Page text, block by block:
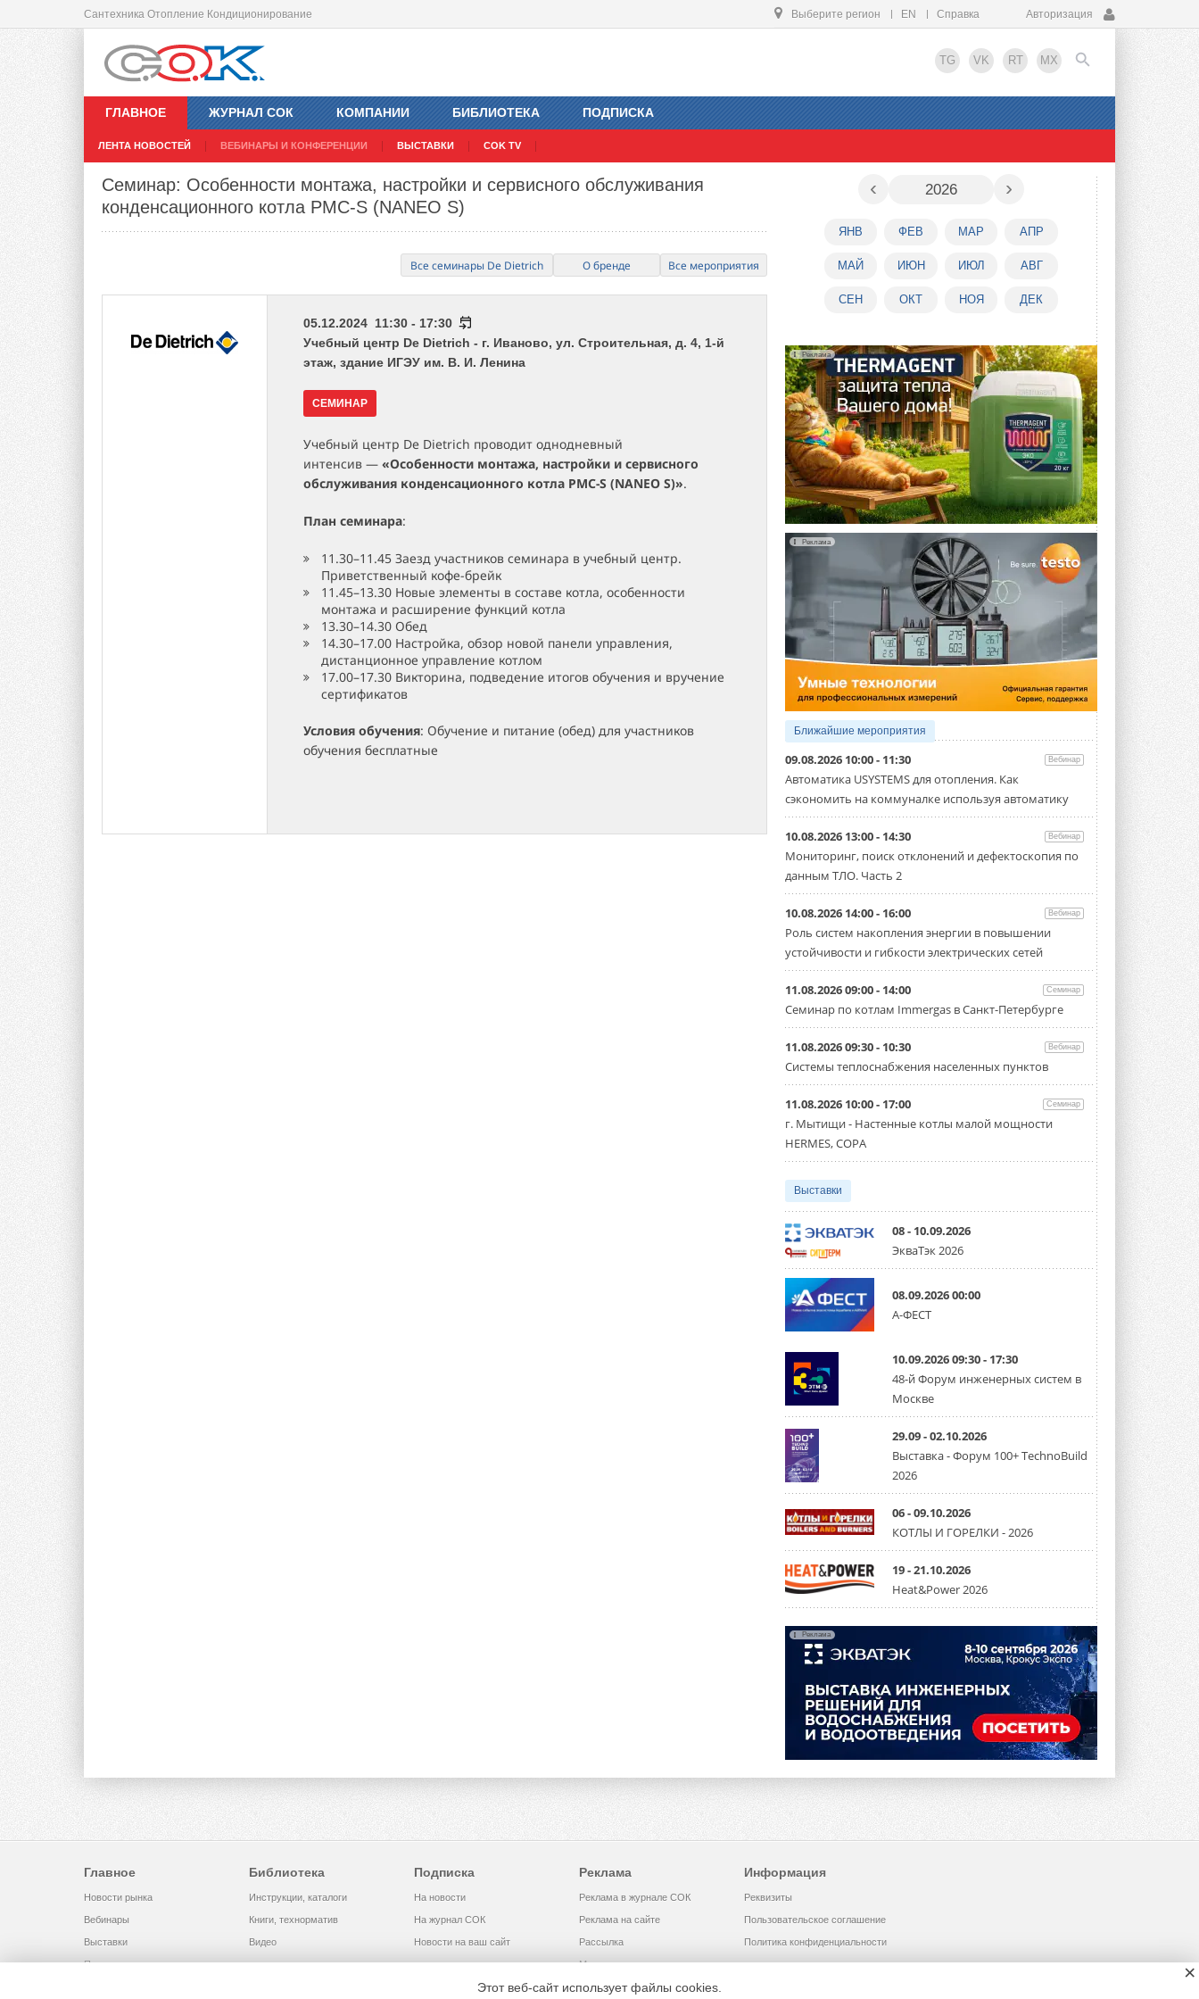
Сантехника Отопление Кондиционирование Выберите регион EN Справка Авторизация
TG VK RT MX
ГЛАВНОЕ
ЛЕНТА НОВОСТЕЙ ВЕБИНАРЫ И КОНФЕРЕНЦИИ ВЫСТАВКИ COK TV
ЖУРНАЛ СОК КОМПАНИИ БИБЛИОТЕКА ПОДПИСКА
EN
Семинар: Особенности монтажа, настройки и сервисного обслуживания
конденсационного котла PMC-S (NANEO S)
Все семинары De Dietrich О бренде Все мероприятия
05.12.2024 11:30 - 17:30
Учебный центр De Dietrich - г. Иваново, ул. Строительная, д. 4, 1-й
этаж, здание ИГЭУ им. В. И. Ленина
СЕМИНАР
Учебный центр De Dietrich проводит однодневный
интенсив — «Особенности монтажа, настройки и сервисного
обслуживания конденсационного котла PMC-S (NANEO S)».
План семинара:
11.30–11.45 Заезд участников семинара в учебный центр.
Приветственный кофе-брейк
11.45–13.30 Новые элементы в составе котла, особенности
монтажа и расширение функций котла
13.30–14.30 Обед
14.30–17.00 Настройка, обзор новой панели управления,
дистанционное управление котлом
17.00–17.30 Викторина, подведение итогов обучения и вручение
сертификатов
Условия обучения: Обучение и питание (обед) для участников
обучения бесплатные
‹ 2026 ›
ЯНВ ФЕВ МАР АПР
МАЙ ИЮН ИЮЛ АВГ
СЕН ОКТ НОЯ ДЕК
Реклама
Реклама
Ближайшие мероприятия
09.08.2026 10:00 - 11:30 Вебинар
Автоматика USYSTEMS для отопления. Как
сэкономить на коммуналке используя автоматику
10.08.2026 13:00 - 14:30 Вебинар
Мониторинг, поиск отклонений и дефектоскопия по
данным ТЛО. Часть 2
10.08.2026 14:00 - 16:00 Вебинар
Роль систем накопления энергии в повышении
устойчивости и гибкости электрических сетей
11.08.2026 09:00 - 14:00 Семинар
Семинар по котлам Immergas в Санкт-Петербурге
11.08.2026 09:30 - 10:30 Вебинар
Системы теплоснабжения населенных пунктов
11.08.2026 10:00 - 17:00 Семинар
г. Мытищи - Настенные котлы малой мощности
HERMES, COPA
Выставки
08 - 10.09.2026
ЭкваТэк 2026
08.09.2026 00:00
А-ФЕСТ
10.09.2026 09:30 - 17:30
48-й Форум инженерных систем в
Москве
29.09 - 02.10.2026
Выставка - Форум 100+ TechnoBuild
2026
06 - 09.10.2026
КОТЛЫ И ГОРЕЛКИ - 2026
19 - 21.10.2026
Heat&Power 2026
Реклама
Главное
Новости рынка
Вебинары
Выставки
Помощь
Библиотека
Инструкции, каталоги
Книги, технорматив
Видео
Подписка
На новости
На журнал СОК
Новости на ваш сайт
Реклама
Реклама в журнале СОК
Реклама на сайте
Рассылка
Медиакит
Информация
Реквизиты
Пользовательское соглашение
Политика конфиденциальности
Этот веб-сайт использует файлы cookies.
×